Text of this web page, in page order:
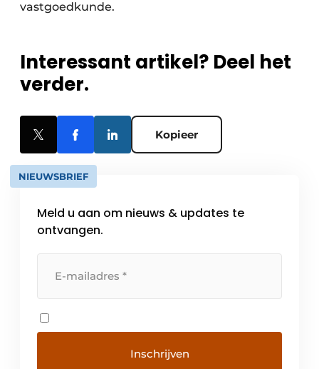
vastgoedkunde.
Interessant artikel? Deel het
verder.
Kopieer
NIEUWSBRIEF
Meld u aan om nieuws & updates te
ontvangen.